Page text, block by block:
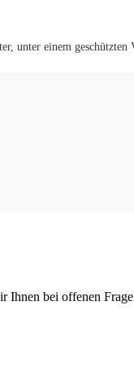
einem
Ihnen bei offenen